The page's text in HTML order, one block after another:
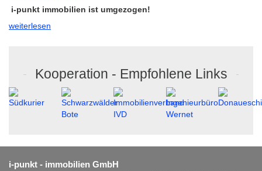
i-punkt immobilien ist umgezogen!
weiterlesen
Kooperation - Empfohlene Links
i-punkt - immobilien GmbH